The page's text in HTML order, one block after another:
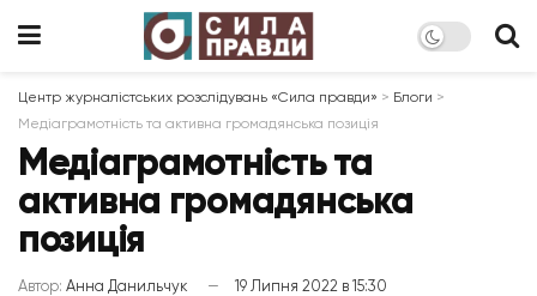
Центр журналістських розслідувань «Сила правди» > Блоги >
Медіаграмотність та активна громадянська позиція
Медіаграмотність та
активна громадянська
позиція
Автор: Анна Данильчук 19 Липня 2022 в 15:30